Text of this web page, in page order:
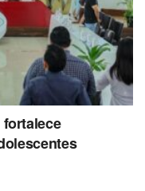
fortalece